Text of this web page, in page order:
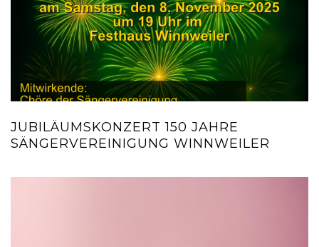
JUBILÄUMSKONZERT 150 JAHRE
SÄNGERVEREINIGUNG WINNWEILER